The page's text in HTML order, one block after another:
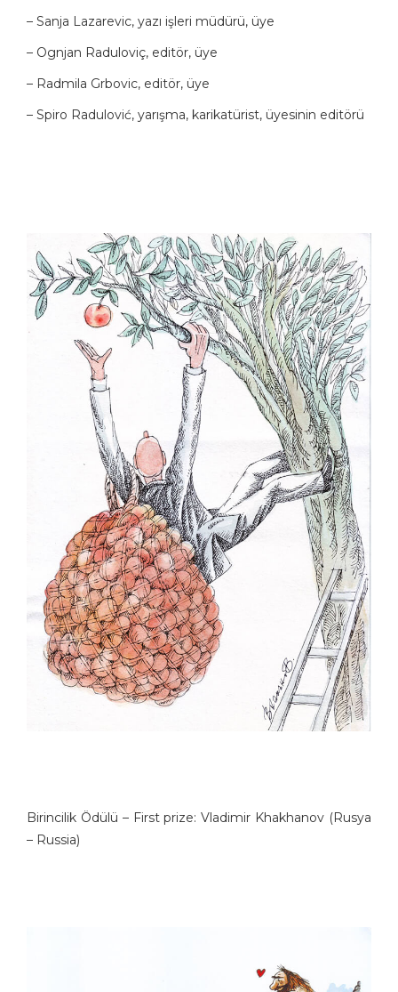
– Sanja Lazarevic, yazı işleri müdürü, üye
– Ognjan Raduloviç, editör, üye
– Radmila Grbovic, editör, üye
– Spiro Radulović, yarışma, karikatürist, üyesinin editörü
Birincilik Ödülü – First prize: Vladimir Khakhanov (Rusya
– Russia)